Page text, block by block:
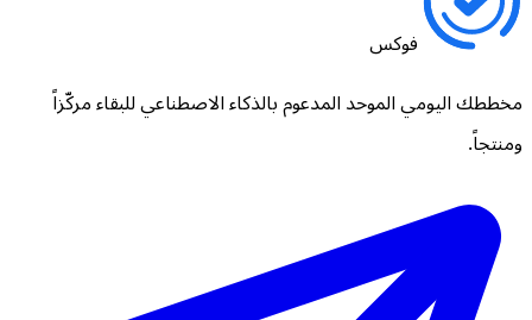
فوكس
مخططك اليومي الموحد المدعوم بالذكاء الاصطناعي للبقاء مركّزاً
ومنتجاً.